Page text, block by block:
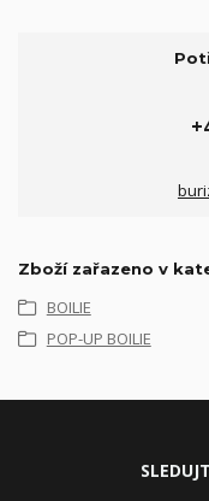
Zboží zařazeno v
BOILIE
POP-UP BOILIE
SLEDUJ